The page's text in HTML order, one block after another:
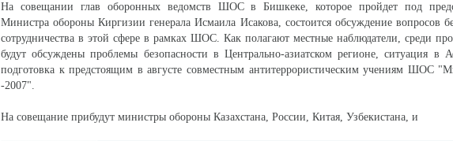
На совещании глав оборонных ведомств ШОС в Бишкеке, которое пройдет под
Министра обороны Киргизии генерала Исмаила Исакова, состоится обсуждение вопросов
сотрудничества в этой сфере в рамках ШОС. Как полагают местные наблюдатели, среди
будут обсуждены проблемы безопасности в Центрально-азиатском регионе, ситуация в
подготовка к предстоящим в августе совместным антитеррористическим учениям ШОС
-2007".
На совещание прибудут министры обороны Казахстана, России, Китая, Узбекистана, и